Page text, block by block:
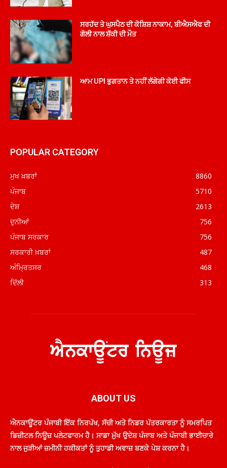
ਸਰਹੱਦ ਤੇ ਘੁਸਪੈਠ ਦੀ ਕੋਸ਼ਿਸ਼ ਨਾਕਾਮ, ਬੀਐਸਐਫ ਦੀ
ਗੋਲੀ ਨਾਲ ਸ਼ੱਕੀ ਦੀ ਮੌਤ
ਆਮ UPI ਭੁਗਤਾਨ ਤੇ ਨਹੀਂ ਲੱਗੇਗੀ ਕੋਈ ਫੀਸ
POPULAR CATEGORY
ਮੁਖ ਖ਼ਬਰਾਂ
8860
ਪੰਜਾਬ
5710
ਦੇਸ਼
2613
ਦੁਨੀਆਂ
756
ਪੰਜਾਬ ਸਰਕਾਰ
756
ਸਰਕਾਰੀ ਖ਼ਬਰਾਂ
487
ਅੰਮ੍ਰਿਤਸਰ
468
ਦਿੱਲੀ
313
ABOUT US
ਐਨਕਾਊਂਟਰ ਪੰਜਾਬੀ ਇੱਕ ਨਿਰਪੱਖ, ਸੱਚੀ ਅਤੇ ਨਿਡਰ ਪੱਤਰਕਾਰਤਾ ਨੂੰ ਸਮਰਪਿਤ
ਡਿਜ਼ੀਟਲ ਨਿਊਜ਼ ਪਲੇਟਫਾਰਮ ਹੈ। ਸਾਡਾ ਮੁੱਖ ਉਦੇਸ਼ ਪੰਜਾਬ ਅਤੇ ਪੰਜਾਬੀ ਭਾਈਚਾਰੇ
ਨਾਲ ਜੁੜੀਆਂ ਜ਼ਮੀਨੀ ਹਕੀਕਤਾਂ ਨੂੰ ਤੁਹਾਡੀ ਅਵਾਜ਼ ਬਣਕੇ ਪੇਸ਼ ਕਰਨਾ ਹੈ।